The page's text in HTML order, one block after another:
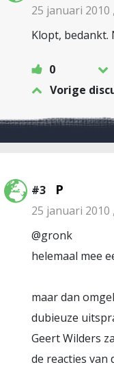
25 januari 2010
Klopt, bedankt.
0
Vorige
#3 P
25 januari 2010
@gronk
helemaal mee
maar dan
dubieuze
Geert Wilders
de reacties